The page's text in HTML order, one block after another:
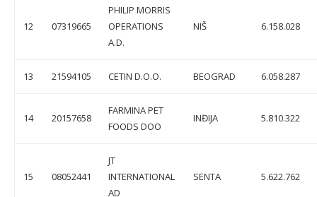
12 07319665
PHILIP MORRIS
OPERATIONS
A.D.
NIŠ 6.158.028
13 21594105 CETIN D.O.O. BEOGRAD 6.058.287
14 20157658
FARMINA PET
FOODS DOO
INĐIJA 5.810.322
15 08052441
JT
INTERNATIONAL
AD
SENTA 5.622.762